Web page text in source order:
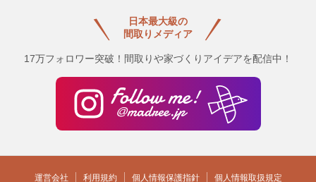
日本最大級の
間取りメディア
17万フォロワー突破！間取りや家づくりアイデアを配信中！
運営会社 利用規約 個人情報保護指針 個人情報取扱規定